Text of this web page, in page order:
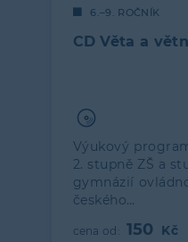
6.–9. ROČNÍK
CD Věta a
Výukový
2. stupně ZŠ a
gymnázií
českého…
150